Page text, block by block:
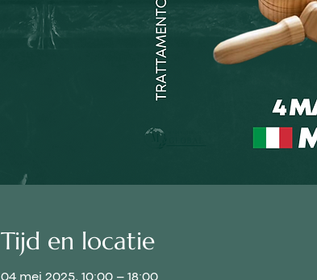
Tijd en locatie
04 mei 2025, 10:00 – 18:00